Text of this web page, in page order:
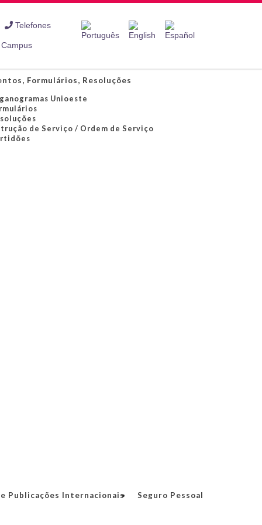
Telefones
Formulários, Resoluções
Unioeste
de Serviço / Ordem de Serviço
Publicações Internacionais Seguro Pessoal